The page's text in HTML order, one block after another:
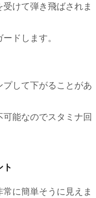
けて弾き飛ばされま
ドします。
して下がることがあ
能なのでスタミナ回
ト
に簡単そうに見えま